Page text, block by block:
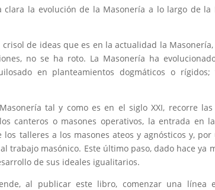
la evolución de la Masonería a lo largo de la
de ideas que es en la actualidad la
no se ha roto. La Masonería ha
en planteamientos dogmáticos o
tal y como es en el siglo XXI, recorre
canteros o masones operativos, la entrada en
los talleres a los masones ateos y agnósticos y,
trabajo masónico. Este último paso, dado hace ya
de sus ideales igualitarios.
al publicar este libro, comenzar una línea